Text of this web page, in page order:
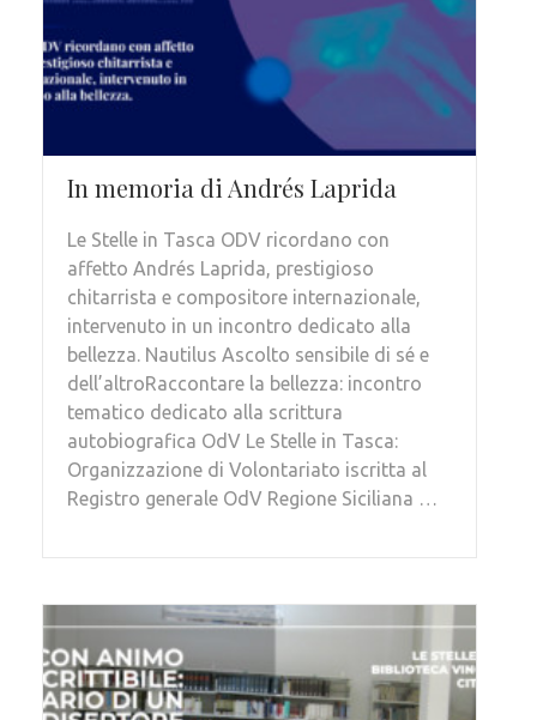
In memoria di Andrés Laprida
Le Stelle in Tasca ODV ricordano con
affetto Andrés Laprida, prestigioso
chitarrista e compositore internazionale,
intervenuto in un incontro dedicato alla
bellezza. Nautilus Ascolto sensibile di sé e
dell’altroRaccontare la bellezza: incontro
tematico dedicato alla scrittura
autobiografica OdV Le Stelle in Tasca:
Organizzazione di Volontariato iscritta al
Registro generale OdV Regione Siciliana …